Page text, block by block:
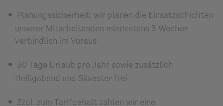
Planungssicherheit: wir planen die Einsatzschichten
unserer Mitarbeitenden mindestens 3 Wochen
verbindlich im Voraus
30 Tage Urlaub pro Jahr sowie zusätzlich
Heiligabend und Silvester frei
Zzgl. zum Tarifgehalt zahlen wir eine